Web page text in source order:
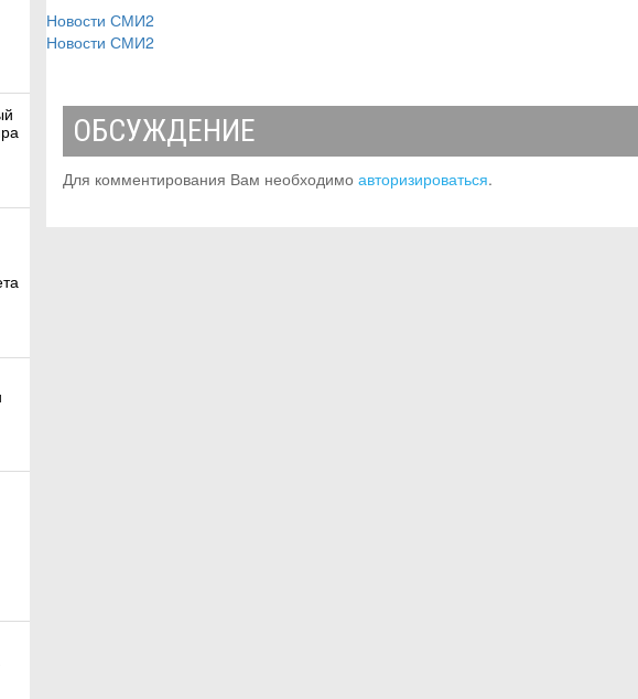
Новости СМИ2
Новости СМИ2
ОБСУЖДЕНИЕ
Для комментирования Вам необходимоавторизироваться.